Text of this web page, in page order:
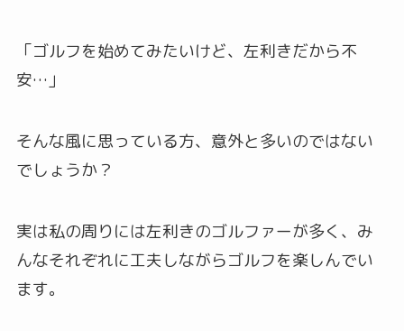
「ゴルフを始めてみたいけど、左利きだから不
安…」
そんな風に思っている方、意外と多いのではない
でしょうか？
実は私の周りには左利きのゴルファーが多く、み
んなそれぞれに工夫しながらゴルフを楽しんでい
ます。